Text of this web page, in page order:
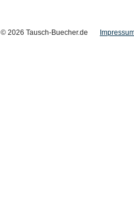
© 2026 Tausch-Buecher.de